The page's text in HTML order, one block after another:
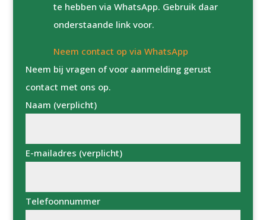
te hebben via WhatsApp. Gebruik daar
onderstaande link voor.
Neem contact op via WhatsApp
Neem bij vragen of voor aanmelding gerust
contact met ons op.
Naam (verplicht)
E-mailadres (verplicht)
Telefoonnummer